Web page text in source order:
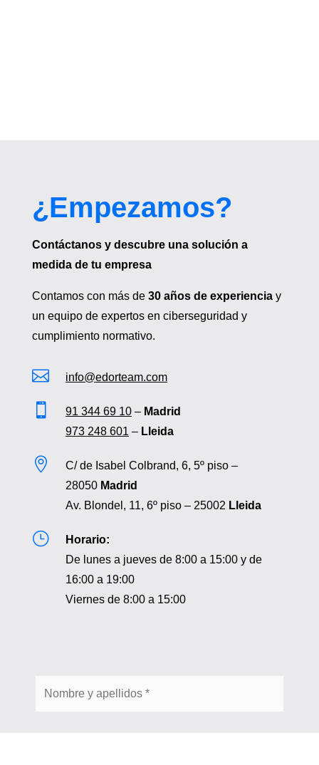
¿Empezamos?
Contáctanos y descubre una solución a
medida de tu empresa
Contamos con más de 30 años de experienciay
un equipo de expertos en ciberseguridad y
cumplimiento normativo.
 info@edorteam.com
 91 344 69 10– Madrid
973 248 601 – Lleida

C/ de Isabel Colbrand, 6, 5º piso –
28050 Madrid
Av. Blondel, 11, 6º piso – 25002 Lleida
}
Horario:
De lunes a jueves de 8:00 a 15:00 y de
16:00 a 19:00
Viernes de 8:00 a 15:00